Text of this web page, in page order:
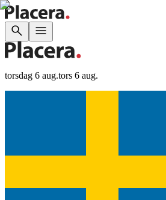
torsdag 6 aug.tors 6 aug.